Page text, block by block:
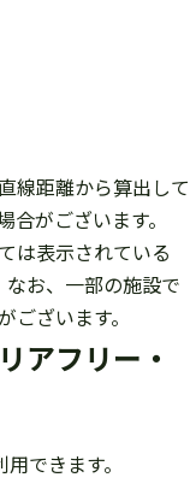
線距離から算出して
がございます。
は表示されている
なお、一部の施設で
ございます。
アフリー・
できます。